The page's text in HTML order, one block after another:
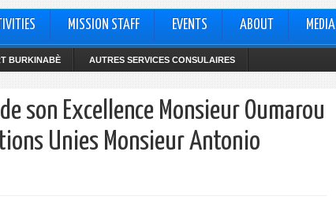
MISSION STAFF EVENTS ABOUT MEDIA
BURKINABÈ AUTRES SERVICES CONSULAIRES
son Excellence Monsieur Oumarou
Unies Monsieur Antonio